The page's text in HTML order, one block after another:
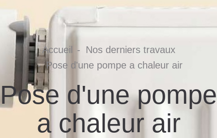
Accueil
Nos derniers travaux
Pose d'une pompe a chaleur air
Pose d'une pompe
a chaleur air